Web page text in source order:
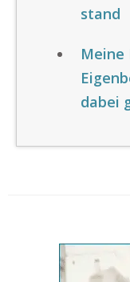
stand
Meine
dabei